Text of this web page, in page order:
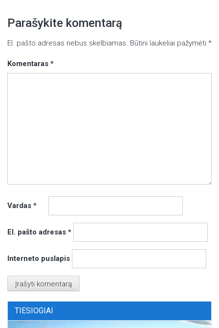
Parašykite komentarą
El. pašto adresas nebus skelbiamas. Būtini laukeliai pažymėti *
Komentaras *
Vardas *
El. pašto adresas *
Interneto puslapis
TIESIOGIAI